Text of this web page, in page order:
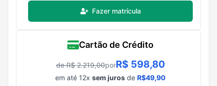
Fazer matrícula
Cartão de Crédito
de R$2.219,00porR$ 598,80
em até 12x sem juros de R$49,90